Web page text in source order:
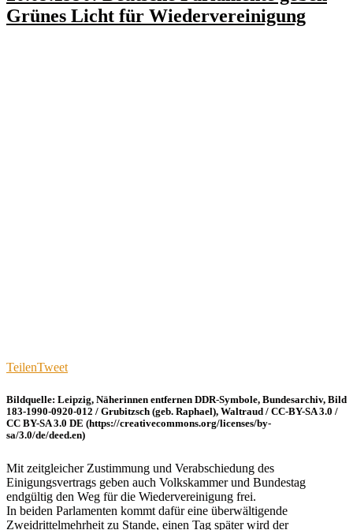
Grünes Licht für Wiedervereinigung
TeilenTweet
Bildquelle: Leipzig, Näherinnen entfernen DDR-Symbole, Bundesarchiv, Bild
183-1990-0920-012 / Grubitzsch (geb. Raphael), Waltraud / CC-BY-SA 3.0 /
CC BY-SA 3.0 DE (https://creativecommons.org/licenses/by-
sa/3.0/de/deed.en)
Mit zeitgleicher Zustimmung und Verabschiedung des
Einigungsvertrags geben auch Volkskammer und Bundestag
endgültig den Weg für die Wiedervereinigung frei.
In beiden Parlamenten kommt dafür eine überwältigende
Zweidrittelmehrheit zu Stande, einen Tag später wird der